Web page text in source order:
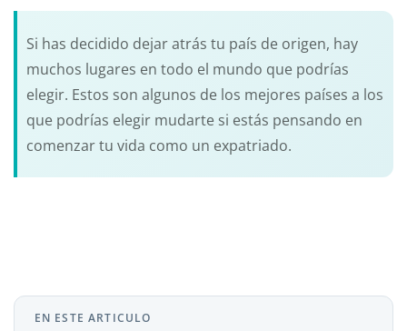
Si has decidido dejar atrás tu país de origen, hay
muchos lugares en todo el mundo que podrías
elegir. Estos son algunos de los mejores países a los
que podrías elegir mudarte si estás pensando en
comenzar tu vida como un expatriado.
EN ESTE ARTICULO